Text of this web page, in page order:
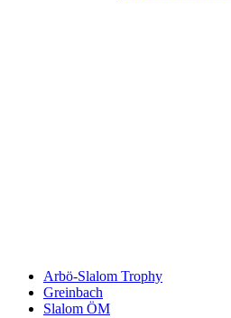
Arbö-Slalom Trophy
Greinbach
Slalom ÖM